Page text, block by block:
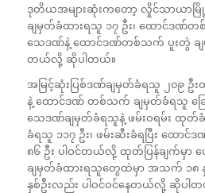
ဒုတိယအများဆုံးကတော့ လှိုင်သာယာမ
ချမှတ်ခံထားရသူ ၁၇ ဦး၊ ထောင်ဒဏ်
သေဒဏ်နဲ့ ထောင်ဒဏ်တစ်သက် ပူးတွဲ ချ
တယ်လို့ ဆိုပါတယ်။
အမြင့်ဆုံးပြစ်ဒဏ်ချမှတ်ခံရသူ ၂၀၉ ဦး
နဲ့ ထောင်ဒဏ် တစ်သက် ချမှတ်ခံရသူ ခြော
သေဒဏ်ချမှတ်ခံရသူနဲ့ ဖမ်းဝရမ်း ထုတ်ခံ
ခံရသူ ၁၁၇ ဦး၊ ဖမ်းဆီးခံရပြီး ထေ
၈၆ ဦး ပါဝင်တယ်လို့ ထုတ်ပြန်ချက်မှာ
ချမှတ်ခံထားရသူတွေထဲမှာ အသက် ၁၈
နှစ်ဦးလည်း ပါဝင်ဝင်နေတယ်လို့ ဆိုပါ